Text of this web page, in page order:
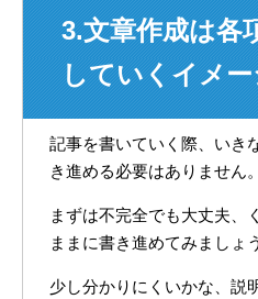
3.文章作成は各
していくイメ
記事を書いていく際、いき
き進める必要はありません。
まずは不完全でも大丈夫、
ままに書き進めてみましょう
少し分かりにくいかな、説